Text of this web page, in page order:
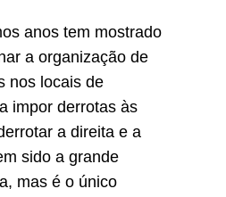
anos tem mostrado
a organização de
nos locais de
impor derrotas às
a direita e a
sido a grande
mas é o único